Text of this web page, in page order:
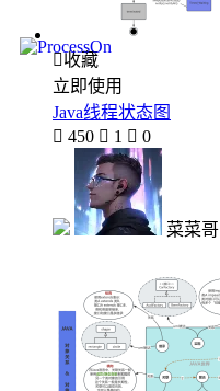
收藏
立即使用
Java线程状态图
 450  1  0
菜菜哥